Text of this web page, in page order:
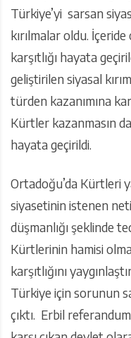
Türkiye’yi sarsan
kırılmalar oldu.
karşıtlığı hayata
geliştirilen siyasal
türden kazanımına
Kürtler kazanmasın
hayata geçirildi.
Ortadoğu’da Kürtleri
siyasetinin istenen
düşmanlığı şeklinde
Kürtlerinin hamisi
karşıtlığını
Türkiye için sorunun
çıktı. Erbil